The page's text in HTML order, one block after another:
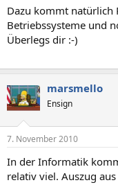
Dazu kommt
Betriebssysteme und
Überlegs dir :-)
marsmello
Ensign
7. November 2010
In der Informatik
relativ viel. Auszug